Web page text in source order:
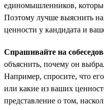
единомышленников,
Поэтому лучше выяснить
ценности у кандидата и
Спрашивайте на
объяснить, почему он
Например, спросите, что
или какие из ваших
представление о том,